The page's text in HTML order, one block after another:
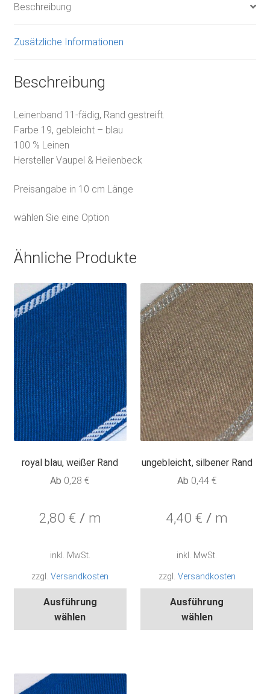
Beschreibung
Zusätzliche Informationen
Beschreibung
Leinenband 11-fädig, Rand gestreift.
Farbe 19, gebleicht – blau
100 % Leinen
Hersteller Vaupel & Heilenbeck
Preisangabe in 10 cm Länge
wählen Sie eine Option
Ähnliche Produkte
royal blau, weißer Rand
Ab 0,28€
2,80 € / m
inkl. MwSt.
zzgl.Versandkosten
Ausführung
wählen
Die
ungebleicht, silbener Rand
Ab 0,44 €
4,40€ / m
inkl. MwSt.
zzgl. Versandkosten
Ausführung
wählen